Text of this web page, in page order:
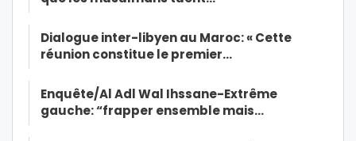
Dialogue inter-libyen au Maroc: « Cette
réunion constitue le premier…
Enquête/Al Adl Wal Ihssane-Extrême
gauche: “frapper ensemble mais…